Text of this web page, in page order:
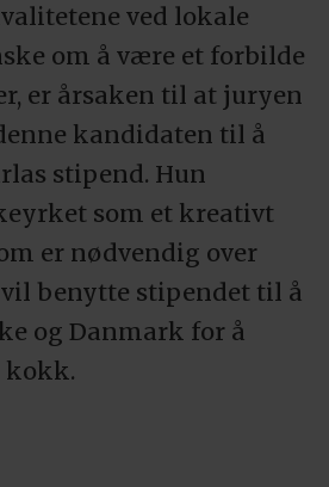
ved lokale
om å være et forbilde
er årsaken til at juryen
kandidaten til å
stipend. Hun
som et kreativt
er nødvendig over
benytte stipendet til å
og Danmark for å
kokk.